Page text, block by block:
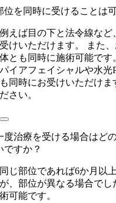
位を同時に受けることは
例えば目の下と法令線など
受けいただけます。 また
体とも同時に施術可能です
パイアフェイシャルや水光
も同時にお受けいただけま
ださい。
度治療を受ける場合はど
ですか？
同じ部位であれば6か月以
が、部位が異なる場合で
術可能です。